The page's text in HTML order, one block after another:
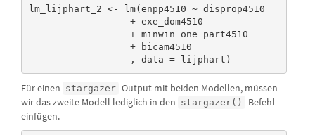
lm_lijphart_2 <- lm(enpp4510 ~ disprop4510
                  , data = lijphart)
Für einen stargazer -Output mit beiden Modellen, müssen
wir das zweite Modell lediglich in den stargazer() -Befehl
einfügen.